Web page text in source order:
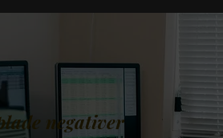
negativer